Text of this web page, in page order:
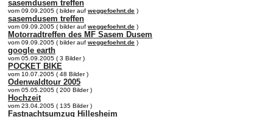
sasemdusem treffen
vom 09.09.2005 ( bilder auf weggefoehnt.de )
sasemdusem treffen
vom 09.09.2005 ( bilder auf weggefoehnt.de )
Motorradtreffen des MF Sasem Dusem
vom 09.09.2005 ( bilder auf weggefoehnt.de )
google earth
vom 05.09.2005 ( 3 Bilder )
POCKET BIKE
vom 10.07.2005 ( 48 Bilder )
Odenwaldtour 2005
vom 05.05.2005 ( 200 Bilder )
Hochzeit
vom 23.04.2005 ( 135 Bilder )
Fastnachtsumzug Hillesheim